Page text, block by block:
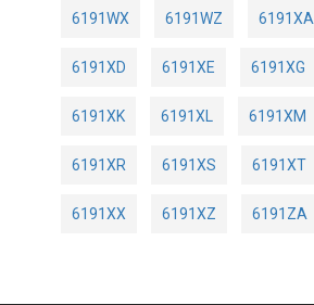
6191WX 6191WZ 6191XA
6191XD 6191XE 6191XG
6191XK 6191XL 6191XM
6191XR 6191XS 6191XT
6191XX 6191XZ 6191ZA